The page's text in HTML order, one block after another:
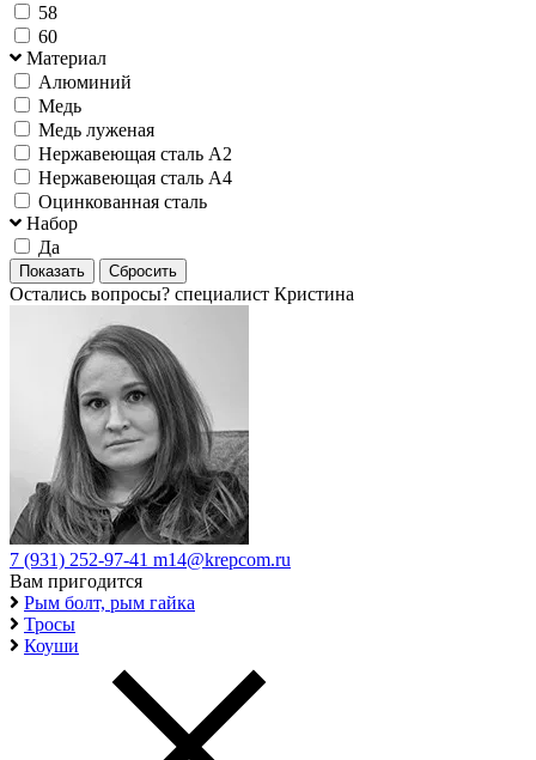
58
60
Материал
Алюминий
Медь
Медь луженая
Нержавеющая сталь А2
Нержавеющая сталь А4
Оцинкованная сталь
Набор
Да
Остались вопросы? специалист Кристина
7 (931) 252-97-41 m14@krepcom.ru
Вам пригодится
Рым болт, рым гайка
Тросы
Коуши